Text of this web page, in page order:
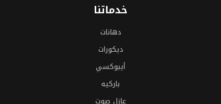
خدماتنا
دهانات
ديكورات
أيبوكسي
باركيه